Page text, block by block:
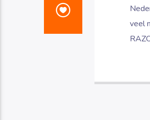
veel